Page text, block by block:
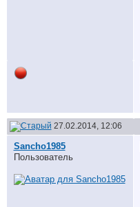
27.02.2014, 12:06
Sancho1985
Пользователь